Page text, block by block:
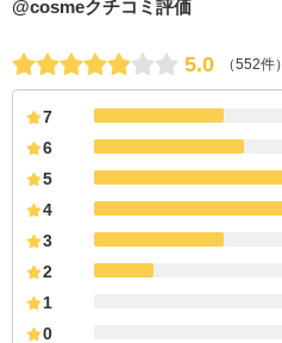
@cosmeクチコミ評価
5.0 （552件）
7
6
5
4
3
2
1
0